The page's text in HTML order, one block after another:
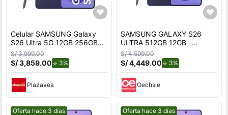
Celular SAMSUNG Galaxy
S26 Ultra 5G 12GB 256GB
Violeta
S/ 3,999.00
S/ 3,859.00 3%
Plazavea
SAMSUNG GALAXY S26
ULTRA 512GB 12GB -
VIOLETA
S/ 4,599.00
S/ 4,449.00 3%de descuento.
Oechsle
Mejor precio.
Oferta hace 3 días Mejor precio.
Oferta hace 3 días